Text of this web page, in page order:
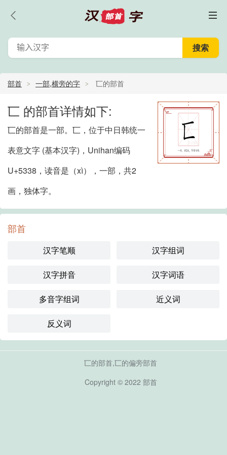
部首 一部,横旁的字 匸的部首
匸 的部首详情如下:
匸的部首是一部。匸，位于中日韩统一
表意文字 (基本汉字)，Unihan编码
U+5338，读音是（xì），一部，共2
画，独体字。
部首
汉字笔顺 汉字组词
汉字拼音 汉字词语
多音字组词 近义词
反义词
匸的部首,匸的偏旁部首
Copyright © 2022 部首